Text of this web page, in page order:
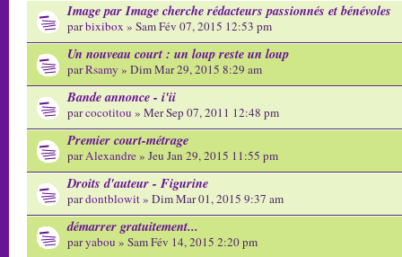
Image par Image cherche rédacteurs passionnés et bénévoles
parbixibox » Sam Fév 07, 2015 12:53 pm
Un nouveau court : un loup reste un loup
parRsamy » Dim Mar 29, 2015 8:29 am
Bande annonce - i'ii
parcocotitou » Mer Sep 07, 2011 12:48 pm
Premier court-métrage
parAlexandre» Jeu Jan 29, 2015 11:55 pm
Droits d'auteur - Figurine
pardontblowit» Dim Mar 01, 2015 9:37 am
démarrer gratuitement...
paryabou » Sam Fév 14, 2015 2:20 pm